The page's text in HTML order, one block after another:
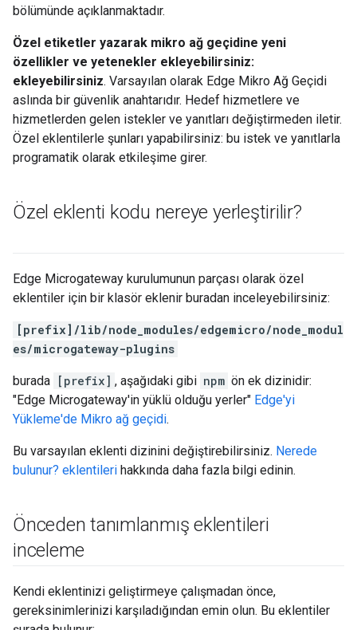
bölümünde açıklanmaktadır.
Özel etiketler yazarak mikro ağ geçidine yeni
özellikler ve yetenekler ekleyebilirsiniz:
ekleyebilirsiniz. Varsayılan olarak Edge Mikro Ağ Geçidi
aslında bir güvenlik anahtarıdır. Hedef hizmetlere ve
hizmetlerden gelen istekler ve yanıtları değiştirmeden iletir.
Özel eklentilerle şunları yapabilirsiniz: bu istek ve yanıtlarla
programatik olarak etkileşime girer.
Özel eklenti kodu nereye yerleştirilir?
Edge Microgateway kurulumunun parçası olarak özel
eklentiler için bir klasör eklenir buradan inceleyebilirsiniz:
[prefix]/lib/node_modules/edgemicro/node_modul
es/microgateway-plugins
burada [prefix] , aşağıdaki gibi npm ön ek dizinidir:
"Edge Microgateway'in yüklü olduğu yerler" Edge'yi
Yükleme'de Mikro ağ geçidi.
Bu varsayılan eklenti dizinini değiştirebilirsiniz. Nerede
bulunur? eklentileri hakkında daha fazla bilgi edinin.
Önceden tanımlanmış eklentileri
inceleme
Kendi eklentinizi geliştirmeye çalışmadan önce,
gereksinimlerinizi karşıladığından emin olun. Bu eklentiler